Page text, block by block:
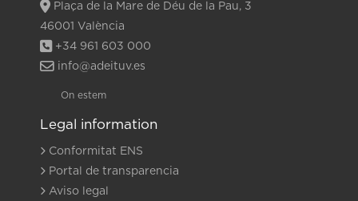
Plaça de la Mare de Déu de la Pau, 3
46001 València
+34 961 603 000
info@adeituv.es
On estem
Legal information
Conformitat ENS
Portal de transparencia
Aviso legal